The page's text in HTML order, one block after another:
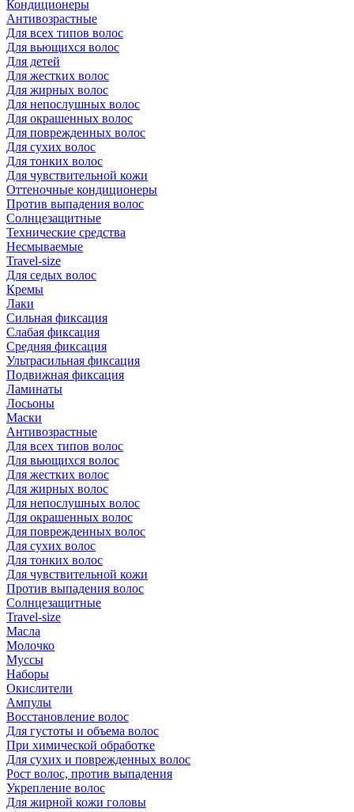
Кондиционеры
Антивозрастные
Для всех типов волос
Для вьющихся волос
Для детей
Для жестких волос
Для жирных волос
Для непослушных волос
Для окрашенных волос
Для поврежденных волос
Для сухих волос
Для тонких волос
Для чувствительной кожи
Оттеночные кондиционеры
Против выпадения волос
Солнцезащитные
Технические средства
Несмываемые
Travel-size
Для седых волос
Кремы
Лаки
Сильная фиксация
Слабая фиксация
Средняя фиксация
Ультрасильная фиксация
Подвижная фиксация
Ламинаты
Лосьоны
Маски
Антивозрастные
Для всех типов волос
Для вьющихся волос
Для жестких волос
Для жирных волос
Для непослушных волос
Для окрашенных волос
Для поврежденных волос
Для сухих волос
Для тонких волос
Для чувствительной кожи
Против выпадения волос
Солнцезащитные
Travel-size
Масла
Молочко
Муссы
Наборы
Окислители
Ампулы
Восстановление волос
Для густоты и объема волос
При химической обработке
Для сухих и поврежденных волос
Рост волос, против выпадения
Укрепление волос
Для жирной кожи головы